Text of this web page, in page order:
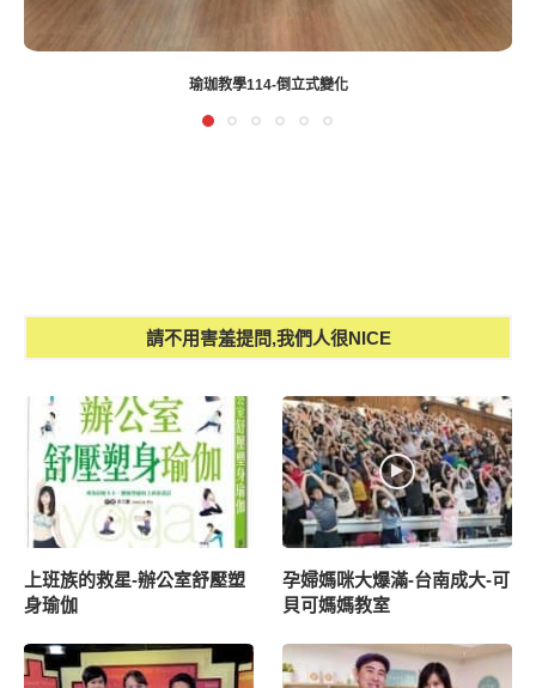
瑜珈教學72-腿部雕塑
請不用害羞提問,我們人很NICE
上班族的救星-辦公室舒壓塑
身瑜伽
孕婦媽咪大爆滿-台南成大-可
貝可媽媽教室